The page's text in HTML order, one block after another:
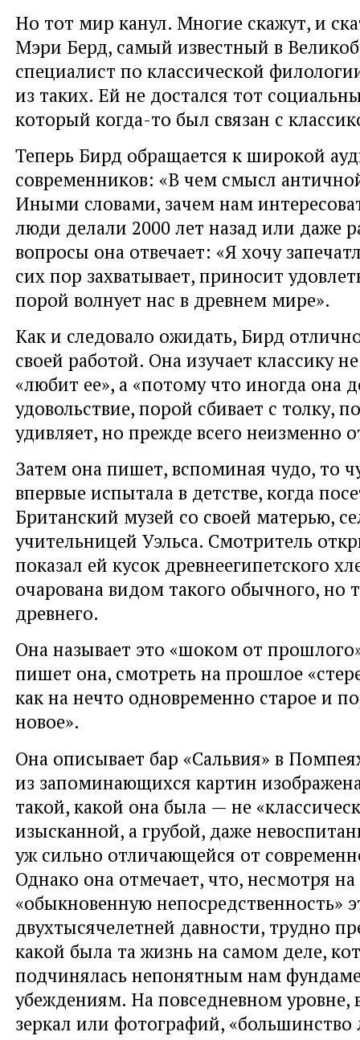
Но тот мир канул. Многие скажут, и
Мэри Берд, самый известный в
специалист по классической
из таких. Ей не достался тот
который когда-то был связан с
Теперь Бирд обращается к широкой
современников: «В чем смысл
Иными словами, зачем нам
люди делали 2000 лет назад или даже
вопросы она отвечает: «Я хочу
сих пор захватывает, приносит
порой волнует нас в древнем мире».
Как и следовало ожидать, Бирд
своей работой. Она изучает классику
«любит ее», а «потому что иногда она
удовольствие, порой сбивает с толку,
удивляет, но прежде всего неизменно
Затем она пишет, вспоминая чудо, то
впервые испытала в детстве, когда
Британский музей со своей матерью,
учительницей Уэльса. Смотритель
показал ей кусок древнеегипетского
очарована видом такого обычного, но
древнего.
Она называет это «шоком от
пишет она, смотреть на прошлое
как на нечто одновременно старое и
новое».
Она описывает бар «Сальвия» в
из запоминающихся картин
такой, какой она была — не
изысканной, а грубой, даже
уж сильно отличающейся от
Однако она отмечает, что, несмотря
«обыкновенную непосредственность»
двухтысячелетней давности, трудно
какой была та жизнь на самом деле,
подчинялась непонятным нам
убеждениям. На повседневном уровне,
зеркал или фотографий, «большинство